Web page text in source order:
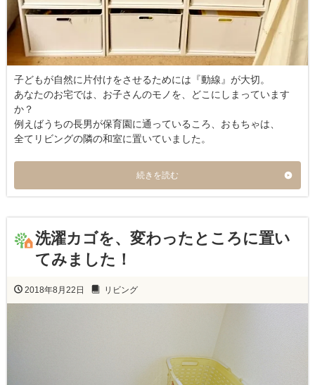
子どもが自然に片付けをさせるためには『動線』が大切。
あなたのお宅では、お子さんのモノを、どこにしまっています
か？
例えばうちの長男が保育園に通っているころ、おもちゃは、
全てリビングの隣の和室に置いていました。
続きを読む
洗濯カゴを、変わったところに置い
てみました！
2018年8月22日 リビング